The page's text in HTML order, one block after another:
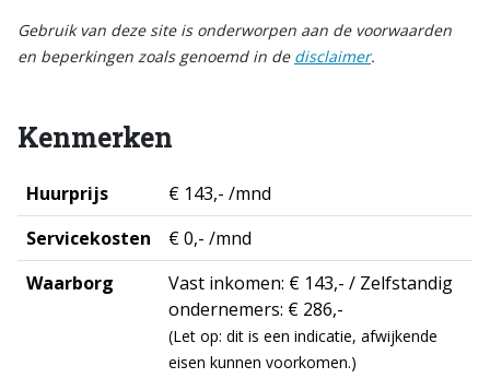
Gebruik van deze site is onderworpen aan de voorwaarden
en beperkingen zoals genoemd in de disclaimer.
Kenmerken
Huurprijs
€ 143,- /mnd
Servicekosten
€ 0,- /mnd
Waarborg
Vast inkomen: € 143,- / Zelfstandig
ondernemers: € 286,-
(Let op: dit is een indicatie, afwijkende
eisen kunnen voorkomen.)